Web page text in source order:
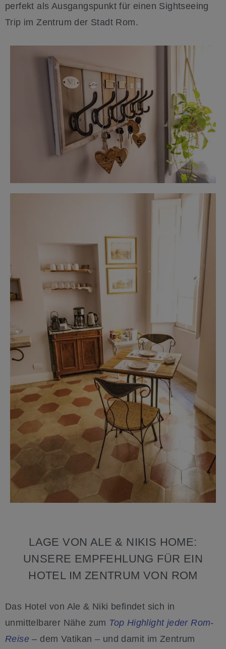
perfekt als Ausgangspunkt für einen Sightseeing
Trip im Zentrum der Stadt Rom.
LAGE VON ALE & NIKIS HOME:
UNSERE EMPFEHLUNG FÜR EIN
HOTEL IM ZENTRUM VON ROM
Das Hotel von Ale & Niki befindet sich in
unmittelbarer Nähe zum Top Highlight jeder Rom-
Reise – dem Vatikan – und damit im Zentrum